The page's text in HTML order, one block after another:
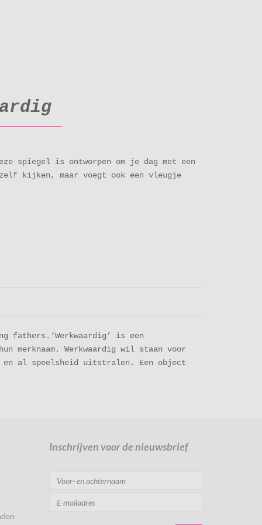
spiegel is ontworpen om je dag met een
kijken, maar voegt ook een vleugje
fathers.‘Werkwaardig’ is een
merknaam. Werkwaardig wil staan voor
en al speelsheid uitstralen. Een object
Inschrijven voor de nieuwsbrief